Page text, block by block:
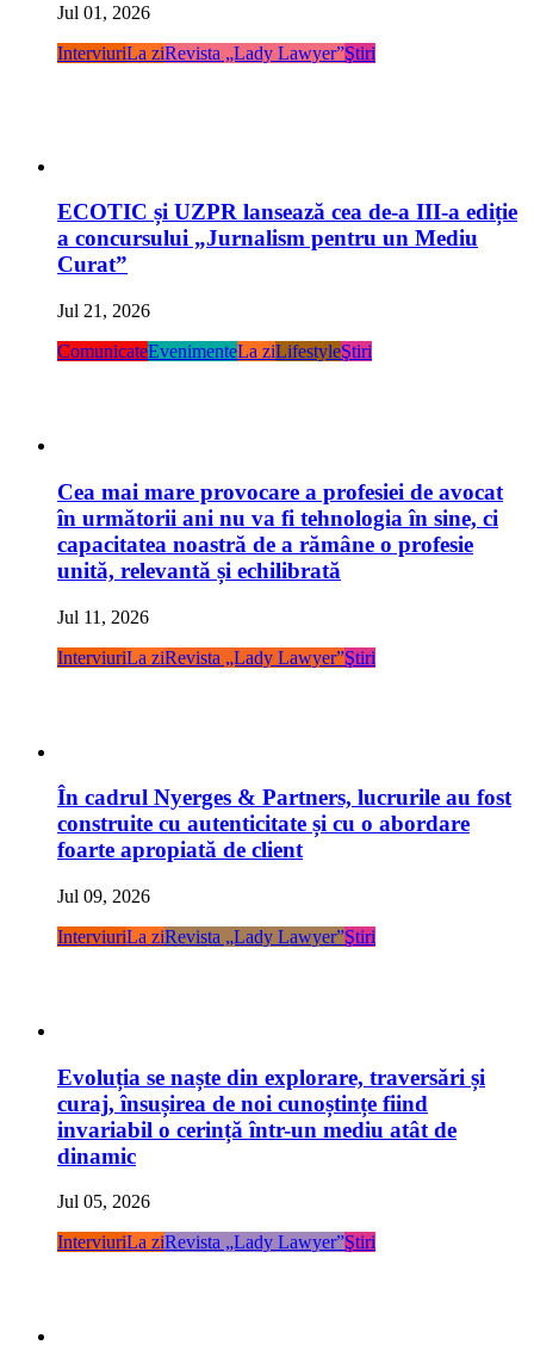
Jul 01, 2026
InterviuriLa ziRevista „Lady Lawyer”Ştiri
ECOTIC și UZPR lansează cea de-a III-a ediție
a concursului „Jurnalism pentru un Mediu
Curat”
Jul 21, 2026
ComunicateEvenimenteLa ziLifestyleŞtiri
Cea mai mare provocare a profesiei de avocat
în următorii ani nu va fi tehnologia în sine, ci
capacitatea noastră de a rămâne o profesie
unită, relevantă și echilibrată
Jul 11, 2026
InterviuriLa ziRevista „Lady Lawyer”Ştiri
În cadrul Nyerges & Partners, lucrurile au fost
construite cu autenticitate și cu o abordare
foarte apropiată de client
Jul 09, 2026
InterviuriLa ziRevista „Lady Lawyer”Ştiri
Evoluția se naște din explorare, traversări și
curaj, însușirea de noi cunoștințe fiind
invariabil o cerință într-un mediu atât de
dinamic
Jul 05, 2026
InterviuriLa ziRevista „Lady Lawyer”Ştiri